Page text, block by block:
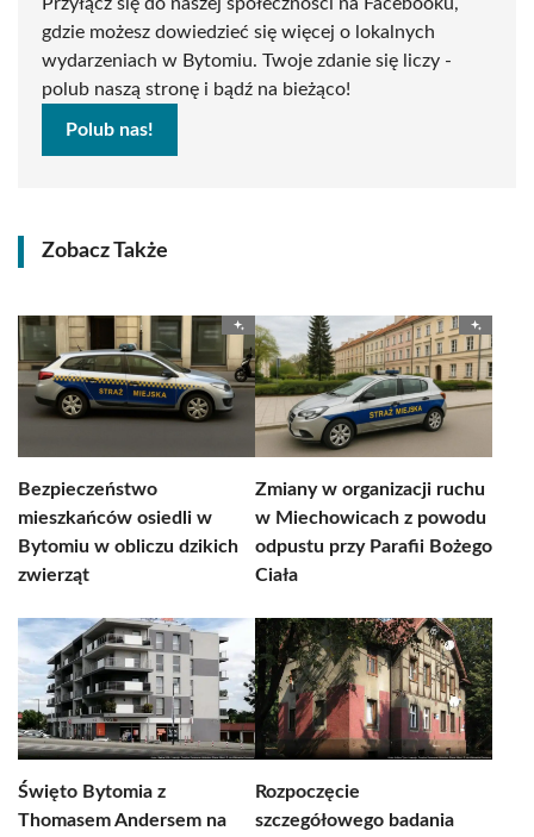
gdzie możesz dowiedzieć się więcej o lokalnych
wydarzeniach w Bytomiu. Twoje zdanie się liczy -
polub naszą stronę i bądź na bieżąco!
Polub nas!
Zobacz Także
Bezpieczeństwo
mieszkańców osiedli w
Bytomiu w obliczu dzikich
zwierząt
Zmiany w organizacji ruchu
w Miechowicach z powodu
odpustu przy Parafii Bożego
Ciała
Święto Bytomia z
Thomasem Andersem na
Rozpoczęcie
szczegółowego badania